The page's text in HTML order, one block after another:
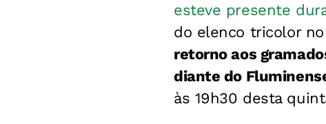
esteve presente
do elenco tricolor
retorno aos
diante do
às 19h30 desta